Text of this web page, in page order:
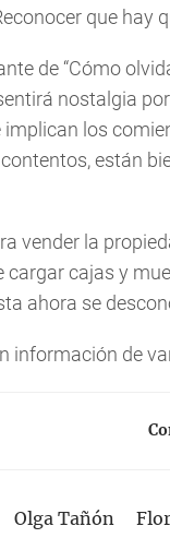
que hay
de “Cómo
nostalgia
los
están
vender la
cargar cajas y
ahora se
información de
Olga Tañón